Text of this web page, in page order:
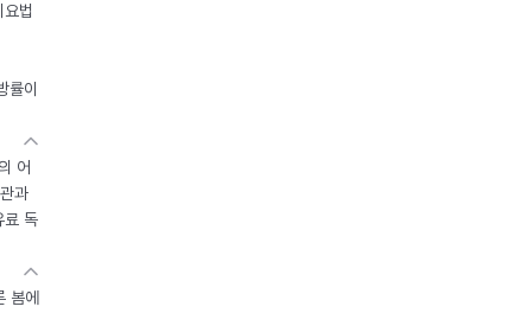
법
률이
어
과
료 독
봄에